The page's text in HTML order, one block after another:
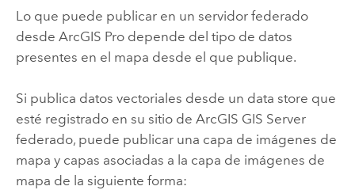
Lo que puede publicar en un servidor federado
desde ArcGIS Prodepende del tipo de datos
presentes en el mapa desde el que publique.
Si publica datos vectoriales desde un data store que
esté registrado en su sitio de ArcGIS GIS Server
federado, puede publicar una capa de imágenes de
mapa y capas asociadas a la capa de imágenes de
mapa de la siguiente forma: